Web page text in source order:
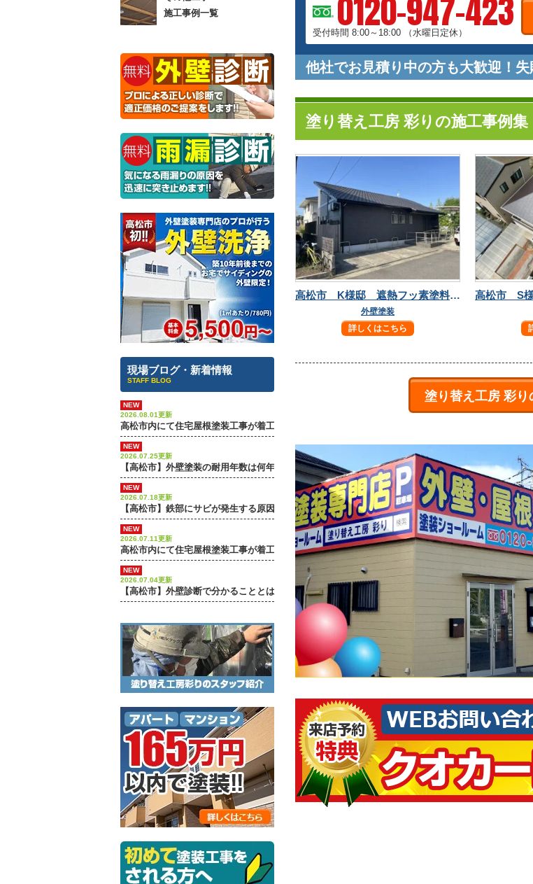
0120-947-423
受付時間 8:00～18:00 （水曜日定休）
他社でお見積り中の方も大歓迎！
塗り替え工房 彩りの施工事例集
高松市 K様邸 遮熱フッ素塗料で長持ち安心！
外壁塗装
詳しくはこちら
塗り替え工房 彩り
施工事例一覧
現場ブログ・新着情報
STAFF BLOG
NEW
2026.08.01更新
高松市内にて住宅屋根塗装工事が着工しました！しっかりと手塗りで元通り！
NEW
2026.07.25更新
【高松市】外壁塗装の耐用年数は何年？長持ちさせるポイントも解説
NEW
2026.07.18更新
【高松市】鉄部にサビが発生する原因とは？放置するリスクと対策を解説
NEW
2026.07.11更新
高松市内にて住宅屋根塗装工事が着工しました！フッ素塗料で長持ち安心！しっかりと手塗りで元通
NEW
2026.07.04更新
【高松市】外壁診断で分かることとは？下地処理の重要性について解説